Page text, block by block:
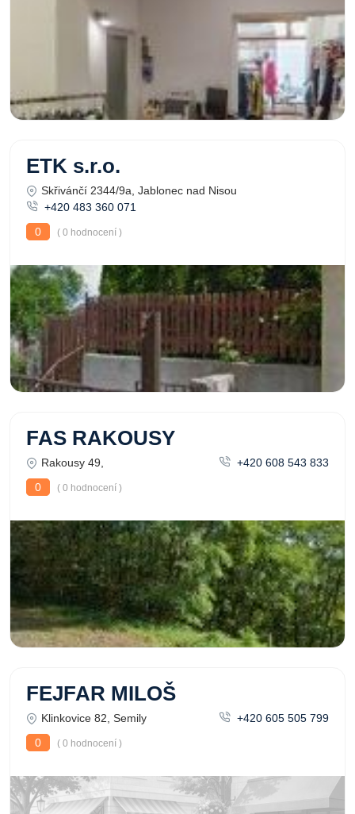
ETK s.r.o.
Skřivánčí 2344/9a, Jablonec nad Nisou
+420 483 360 071
0
( 0 hodnocení )
FAS RAKOUSY
Rakousy 49,
+420 608 543 833
0
( 0 hodnocení )
FEJFAR MILOŠ
Klinkovice 82, Semily
+420 605 505 799
0
( 0 hodnocení )